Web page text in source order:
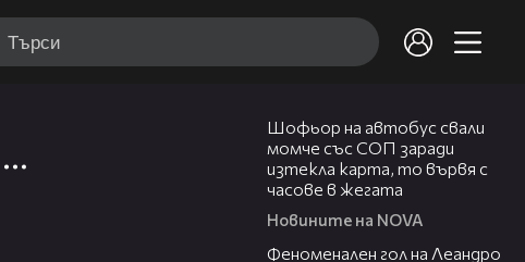
Шофьор на автобус свали
момче със СОП заради
изтекла карта, то вървя с
часове в жегата
Новините на NOVA
Феноменален гол на Леандро